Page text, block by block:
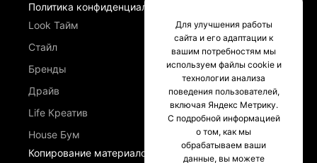
Политика конфиденциальности
Look Тайм
Стайл
Бренды
Драйв
Life Креатив
House Бум
Копирование материалов сайта intrends.ru
Для улучшения работы
сайта и его адаптации к
вашим потребностям мы
используем файлы cookie и
технологии анализа
поведения пользователей,
включая Яндекс Метрику.
С подробной информацией
о том, как мы
обрабатываем ваши
данные, вы можете